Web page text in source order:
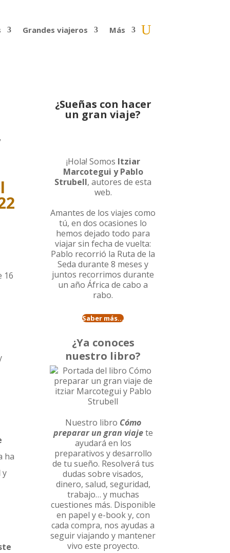
Grandes viajeros Más
16
ha
y
¿Sueñas con hacer
un gran viaje?
¡Hola! Somos Itziar
Marcotegui y Pablo
Strubell, autores de esta
web.
Amantes de los viajes como
tú, en dos ocasiones lo
hemos dejado todo para
viajar sin fecha de vuelta:
Pablo recorrió la Ruta de la
Seda durante 8 meses y
juntos recorrimos durante
un añoÁfrica de cabo a
rabo.
Saber más...
¿Ya conoces
nuestro libro?
Nuestro libro Cómo
preparar un gran viajete
ayudará en los
preparativos y desarrollo
de tu sueño. Resolverá tus
dudas sobre visados,
dinero, salud, seguridad,
trabajo… y muchas
cuestiones más. Disponible
en papel y e-book y, con
cada compra, nos ayudas a
seguir viajando y mantener
vivo este proyecto.